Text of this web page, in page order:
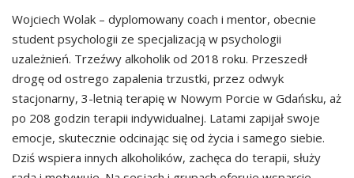
Wojciech Wolak – dyplomowany coach i mentor, obecnie
student psychologii ze specjalizacją w psychologii
uzależnień. Trzeźwy alkoholik od 2018 roku. Przeszedł
drogę od ostrego zapalenia trzustki, przez odwyk
stacjonarny, 3-letnią terapię w Nowym Porcie w Gdańsku, aż
po 208 godzin terapii indywidualnej. Latami zapijał swoje
emocje, skutecznie odcinając się od życia i samego siebie.
Dziś wspiera innych alkoholików, zachęca do terapii, służy